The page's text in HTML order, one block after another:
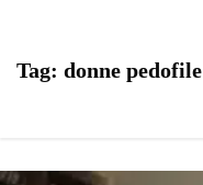
Tag: donne pedofile